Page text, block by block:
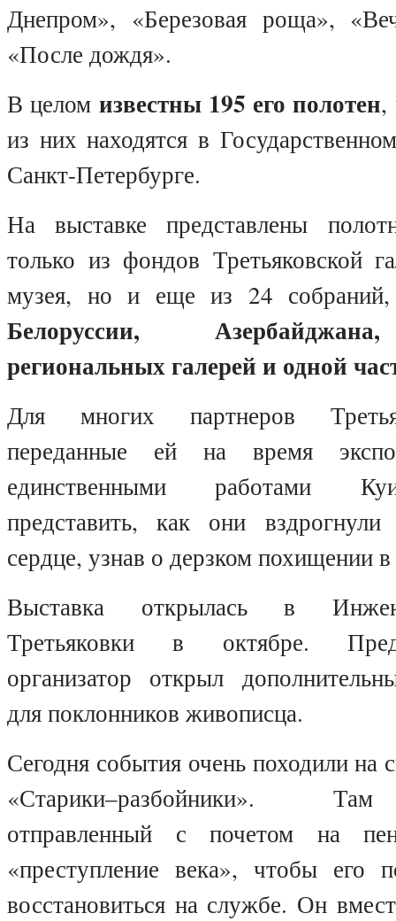
Днепром», «Березовая роща»,
«После дождя».
В целом известны 195 его полотен,
из них находятся в
Санкт-Петербурге.
На выставке представлены
только из фондов Третьяковской
музея, но и еще из 24
Белоруссии,
региональных галерей и одной
Для многих партнеров
переданные ей на время
единственными работами
представить, как они
сердце, узнав о дерзком похищении
Выставка открылась в
Третьяковки в октябре.
организатор открыл
для поклонников живописца.
Сегодня события очень походили
«Старики–разбойники».
отправленный с почетом на
«преступление века», чтобы его
восстановиться на службе. Он